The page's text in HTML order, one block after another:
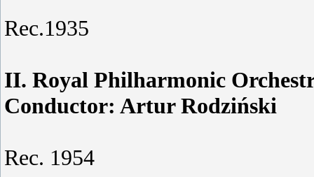
Rec.1935
II. Royal Philharmonic
Conductor: Artur Rodziński
Rec. 1954